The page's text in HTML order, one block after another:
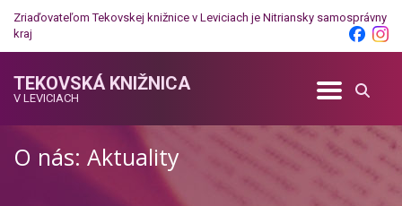
Zriaďovateľom Tekovskej knižnice v Leviciach je Nitriansky samosprávny
kraj
TEKOVSKÁ KNIŽNICA
V LEVICIACH
O nás: Aktuality